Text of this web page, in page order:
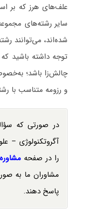
علف‌های هرز که بر
سایر رشته‌های
شده‌اند، می‌توانند
توجه داشته باشید
چالش‌زا باشد؛
و رزومه متناسب با
در صورتی که
آگروتکنولوژی –
را در صفحه
مشاوران ما به
پاسخ دهند.